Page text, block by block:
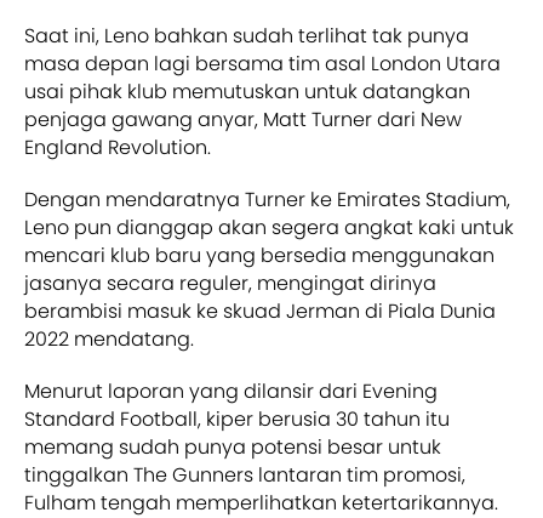
Saat ini, Leno bahkan sudah terlihat tak punya
masa depan lagi bersama tim asal London Utara
usai pihak klub memutuskan untuk datangkan
penjaga gawang anyar, Matt Turner dari New
England Revolution.
Dengan mendaratnya Turner ke Emirates Stadium,
Leno pun dianggap akan segera angkat kaki untuk
mencari klub baru yang bersedia menggunakan
jasanya secara reguler, mengingat dirinya
berambisi masuk ke skuad Jerman di Piala Dunia
2022 mendatang.
Menurut laporan yang dilansir dari Evening
Standard Football, kiper berusia 30 tahun itu
memang sudah punya potensi besar untuk
tinggalkan The Gunners lantaran tim promosi,
Fulham tengah memperlihatkan ketertarikannya.